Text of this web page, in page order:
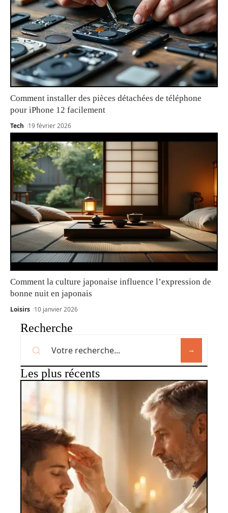
Comment installer des pièces détachées de téléphone
pour iPhone 12 facilement
Tech 19 février 2026
Comment la culture japonaise influence l’expression de
bonne nuit en japonais
Loisirs 10 janvier 2026
Recherche
Les plus récents